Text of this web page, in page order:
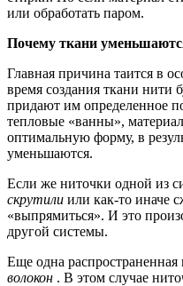
или обработать паром.
Почему ткани
Главная причина таится в
время создания ткани нити
придают им определенное
тепловые «ванны»,
оптимальную форму, в
уменьшаются.
Если же ниточки одной из
скрутили или как-то иначе
«выпрямиться». И это
другой системы.
Еще одна
волокон . В этом случае